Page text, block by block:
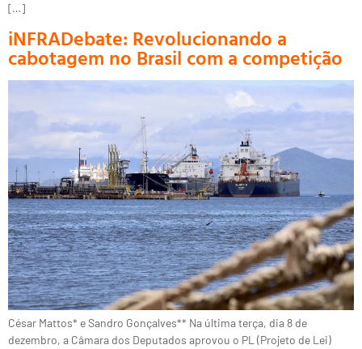
[…]
iNFRADebate: Revolucionando a
cabotagem no Brasil com a competição
César Mattos* e Sandro Gonçalves** Na última terça, dia 8 de
dezembro, a Câmara dos Deputados aprovou o PL (Projeto de Lei)